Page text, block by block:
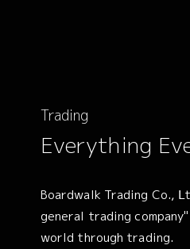
Trading
Everything
Boardwalk Trading Co.,
general trading
world through trading.